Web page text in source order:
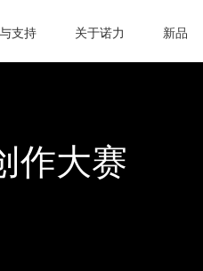
支持 关于诺力 新品
作大赛